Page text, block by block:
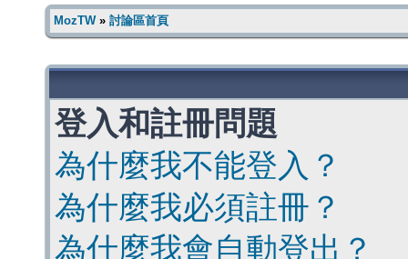
MozTW» 討論區首頁
登入和註冊問題
為什麼我不能登入？
為什麼我必須註冊？
為什麼我會自動登出？